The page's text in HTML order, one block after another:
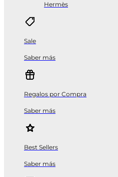
Hermès
Sale
Saber más
Regalos por Compra
Saber más
Best Sellers
Saber más